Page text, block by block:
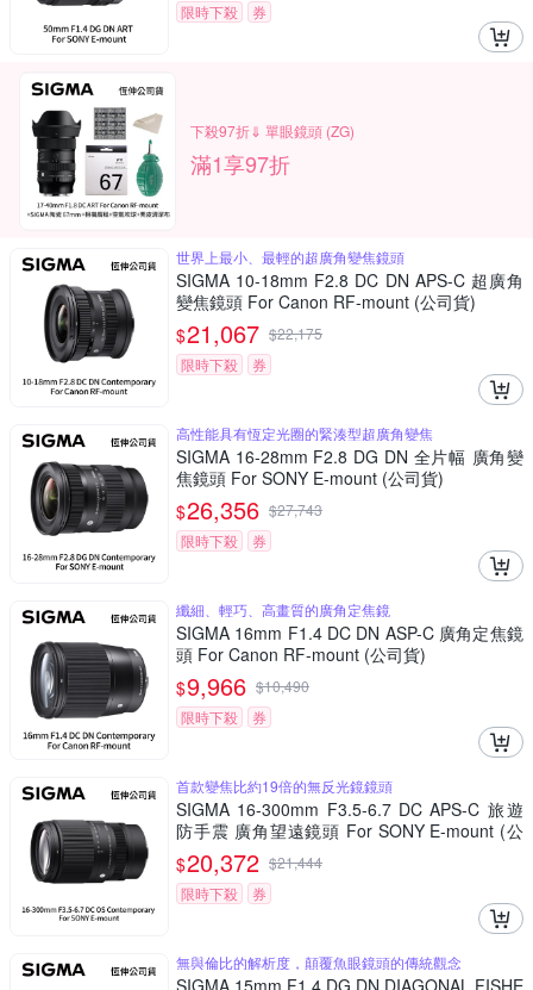
限時下殺
券
下殺97折⇓ 單眼鏡頭 (ZG)
滿1享97折
世界上最小、最輕的超廣角變焦鏡頭
SIGMA 10-18mm F2.8 DC DN APS-C 超廣角
變焦鏡頭 For Canon RF-mount (公司貨)
$21,067 $22,175
限時下殺
券
高性能具有恆定光圈的緊湊型超廣角變焦
SIGMA 16-28mm F2.8 DG DN 全片幅 廣角變
焦鏡頭 For SONY E-mount (公司貨)
$26,356 $27,743
限時下殺
券
纖細、輕巧、高畫質的廣角定焦鏡
SIGMA 16mm F1.4 DC DN ASP-C 廣角定焦鏡
頭 For Canon RF-mount (公司貨)
$9,966 $10,490
限時下殺
券
首款變焦比約19倍的無反光鏡鏡頭
SIGMA 16-300mm F3.5-6.7 DC APS-C 旅遊
防手震 廣角望遠鏡頭 For SONY E-mount (公
司貨)
$20,372 $21,444
限時下殺
券
無與倫比的解析度，顛覆魚眼鏡頭的傳統觀念